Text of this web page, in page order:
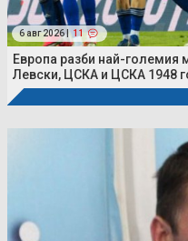
6 авг 2026 | 11
Европа разби най-големия
Левски, ЦСКА и ЦСКА 1948